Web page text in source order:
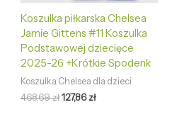
Koszulka piłkarska Chelsea
Jamie Gittens #11 Koszulka
Podstawowej dziecięce
2025-26 +Krótkie Spodenk
Koszulka Chelsea dla dzieci
468,69zł127,86zł